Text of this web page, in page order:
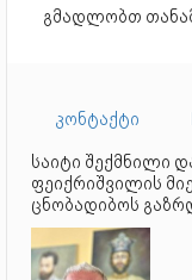
გმადლობთ
კონტაქტი
საიტი შექმნილი
ფეიქრიშვილის
ცნობადიბოს